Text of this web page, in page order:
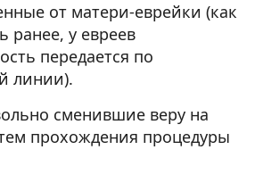
от матери-еврейки (как
ранее, у евреев
передается по
линии).
сменившие веру на
прохождения процедуры